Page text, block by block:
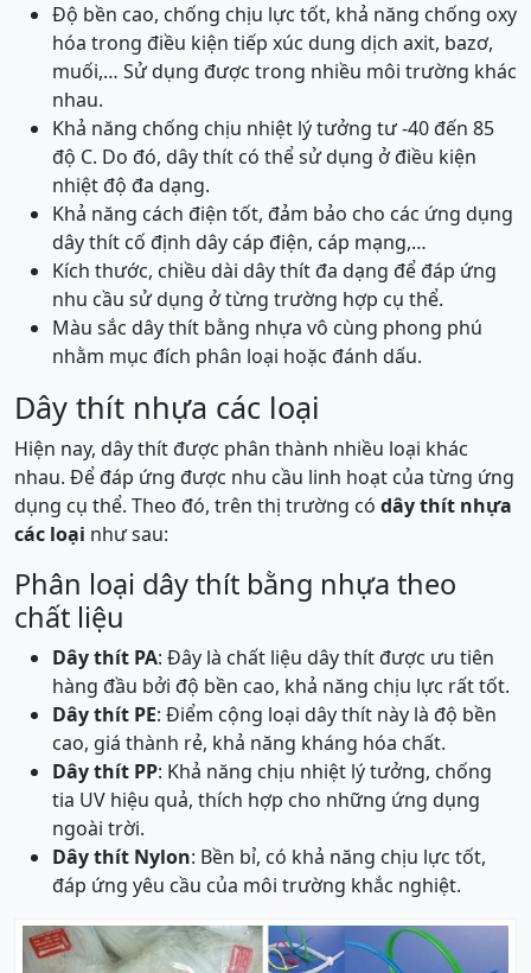
Độ bền cao, chống chịu lực tốt, khả năng chống oxy
hóa trong điều kiện tiếp xúc dung dịch axit, bazơ,
muối,… Sử dụng được trong nhiều môi trường khác
nhau.
Khả năng chống chịu nhiệt lý tưởng tư -40 đến 85
độ C. Do đó, dây thít có thể sử dụng ở điều kiện
nhiệt độ đa dạng.
Khả năng cách điện tốt, đảm bảo cho các ứng dụng
dây thít cố định dây cáp điện, cáp mạng,…
Kích thước, chiều dài dây thít đa dạng để đáp ứng
nhu cầu sử dụng ở từng trường hợp cụ thể.
Màu sắc dây thít bằng nhựa vô cùng phong phú
nhằm mục đích phân loại hoặc đánh dấu.
Dây thít nhựa các loại
Hiện nay, dây thít được phân thành nhiều loại khác
nhau. Để đáp ứng được nhu cầu linh hoạt của từng ứng
dụng cụ thể. Theo đó, trên thị trường có dây thít nhựa
các loại như sau:
Phân loại dây thít bằng nhựa theo
chất liệu
Dây thít PA: Đây là chất liệu dây thít được ưu tiên
hàng đầu bởi độ bền cao, khả năng chịu lực rất tốt.
Dây thít PE: Điểm cộng loại dây thít này là độ bền
cao, giá thành rẻ, khả năng kháng hóa chất.
Dây thít PP: Khả năng chịu nhiệt lý tưởng, chống
tia UV hiệu quả, thích hợp cho những ứng dụng
ngoài trời.
Dây thít Nylon: Bền bỉ, có khả năng chịu lực tốt,
đáp ứng yêu cầu của môi trường khắc nghiệt.